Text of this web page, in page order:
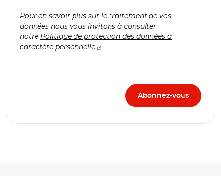
Pour en savoir plus sur le traitement de vos
données nous vous invitons à consulter
notre Politique de protection des données à
caractère personnelle